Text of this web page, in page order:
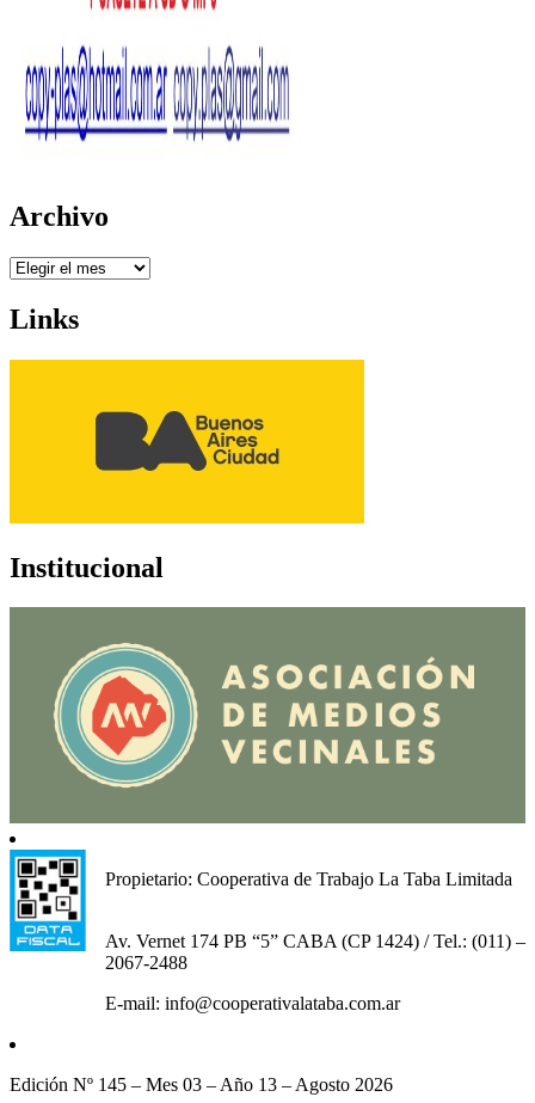
Archivo
Archivo
Links
Institucional
Propietario: Cooperativa de Trabajo La Taba Limitada
Av. Vernet 174 PB “5” CABA (CP 1424) / Tel.: (011) –
2067-2488
E-mail: info@cooperativalataba.com.ar
Edición Nº 145 – Mes 03 – Año 13 – Agosto 2026